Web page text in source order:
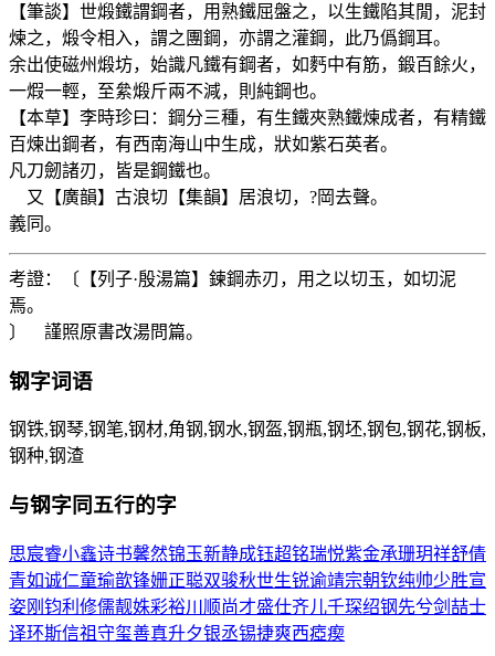
【筆談】世煅鐵謂鋼者，用熟鐵屈盤之，以生鐵陷其閒，泥封
煉之，煅令相入，謂之團鋼，亦謂之灌鋼，此乃僞鋼耳。
余出使磁州煅坊，始識凡鐵有鋼者，如麫中有筋，鍛百餘火，
一煆一輕，至絫煅斤兩不減，則純鋼也。
【本草】李時珍曰：鋼分三種，有生鐵夾熟鐵煉成者，有精鐵
百煉出鋼者，有西南海山中生成，狀如紫石英者。
凡刀劒諸刃，皆是鋼鐵也。
又【廣韻】古浪切【集韻】居浪切，?岡去聲。
義同。
考證：〔【列子·殷湯篇】鍊鋼赤刃，用之以切玉，如切泥
焉。
〕 謹照原書改湯問篇。
钢字词语
钢铁,钢琴,钢笔,钢材,角钢,钢水,钢盔,钢瓶,钢坯,钢包,钢花,钢板,
钢种,钢渣
与钢字同五行的字
思宸睿小鑫诗书馨然锦玉新静成钰超铭瑞悦紫金承珊玥祥舒倩
青如诚仁童瑜歆锋姗正聪双骏秋世生锐谕靖宗朝钦纯帅少胜宣
姿刚 钧利 修儒靓姝彩裕川 顺尚才盛仕齐儿千琛绍钢先兮剑 喆士
译环斯信祖 守玺善真升夕银丞锡捷爽西瘂瘈